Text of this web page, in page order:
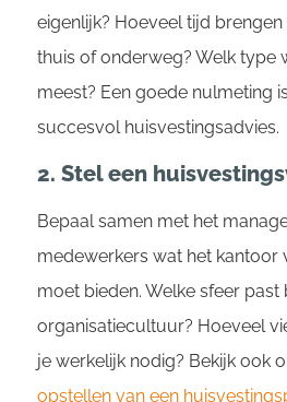
eigenlijk? Hoeveel tijd
thuis of onderweg? Welk type
meest? Een goede nulmeting
succesvol huisvestingsadvies.
2. Stel een
Bepaal samen met het
medewerkers wat het kantoor
moet bieden. Welke sfeer past
organisatiecultuur? Hoeveel
je werkelijk nodig? Bekijk ook
opstellen van een